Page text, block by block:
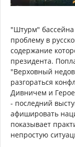
"Штурм"
проблему в
содержание
президента.
"Верховный
разгораться
Дивничем и
- последний
афишировать
показывает
непростую